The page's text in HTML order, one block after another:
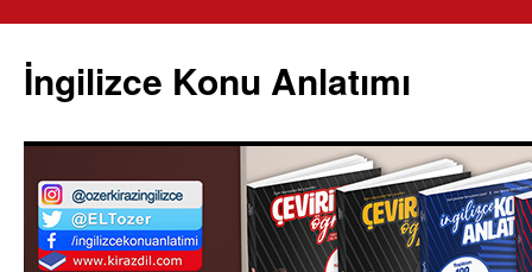
İngilizce Konu Anlatımı